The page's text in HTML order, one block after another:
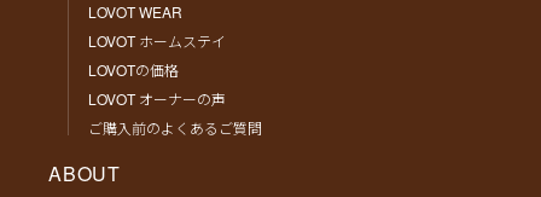
LOVOT WEAR
LOVOT ホームステイ
LOVOTの価格
LOVOT オーナーの声
ご購入前のよくあるご質問
ABOUT